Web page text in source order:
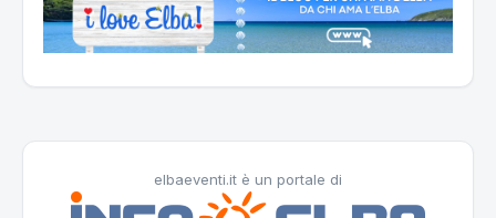
elbaeventi.it è un portale di